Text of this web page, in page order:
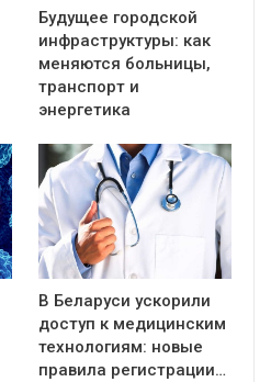
Будущее городской
инфраструктуры: как
меняются больницы,
транспорт и
энергетика
В Беларуси ускорили
доступ к медицинским
технологиям: новые
правила регистрации…